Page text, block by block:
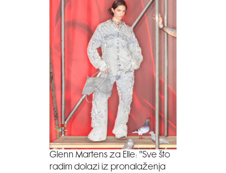
Glenn Martens za Elle: ''Sve što
radim dolazi iz pronalaženja